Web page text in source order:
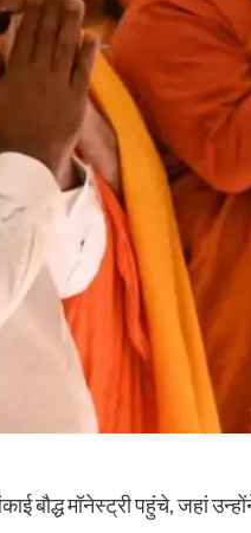
बौद्ध मॉनेस्ट्री पहुंचे, जहां